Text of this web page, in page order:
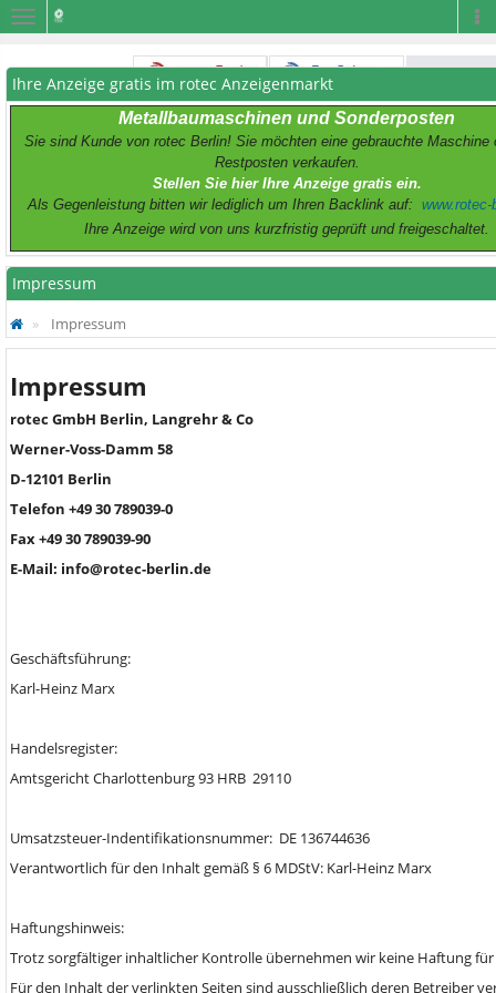
Navigation
Ihre Anzeige gratis im rotec Anzeigenmarkt
Metallbaumaschinen und Sonderposten
Sie sind Kunde von rotec Berlin! Sie möchten eine gebrauchte Maschine
Restposten verkaufen.
Stellen Sie hier Ihre Anzeige gratis ein.
Als Gegenleistung bitten wir lediglich um Ihren Backlink auf: www.rotec-
Ihre Anzeige wird von uns kurzfristig geprüft und freigeschaltet.
Impressum
Impressum
Impressum
rotec GmbH Berlin, Langrehr & Co
Werner-Voss-Damm 58
D-12101 Berlin
Telefon +49 30 789039-0
Fax +49 30 789039-90
E-Mail: info@rotec-berlin.de
Geschäftsführung:
Karl-Heinz Marx
Handelsregister:
Amtsgericht Charlottenburg 93 HRB 29110
Umsatzsteuer-Indentifikationsnummer: DE 136744636
Verantwortlich für den Inhalt gemäß § 6 MDStV: Karl-Heinz Marx
Haftungshinweis:
Trotz sorgfältiger inhaltlicher Kontrolle übernehmen wir keine Haftung
Für den Inhalt der verlinkten Seiten sind ausschließlich deren Betreiber